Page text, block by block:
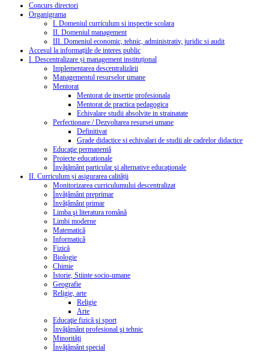
Concurs directori
Organigrama
I. Domeniul curriculum si inspectie scolara
II. Domeniul management
III. Domeniul economic, tehnic, administrativ, juridic si audit
Accesul la informațiile de interes public
I. Descentralizare și management instituțional
Implementarea descentralizării
Managementul resurselor umane
Mentorat
Mentorat de insertie profesionala
Mentorat de practica pedagogica
Echivalare studii absolvite in strainatate
Perfectionare / Dezvoltarea resursei umane
Definitivat
Grade didactice si echivalari de studii ale cadrelor didactice
Educaţie permanentă
Proiecte educationale
Învăţământ particular şi alternative educaţionale
II. Curriculum și asigurarea calității
Monitorizarea curriculumului descentralizat
Învățământ preprimar
Învățământ primar
Limba şi literatura română
Limbi moderne
Matematică
Informatică
Fizică
Biologie
Chimie
Istorie, Stiinte socio-umane
Geografie
Religie, arte
Religie
Arte
Educaţie fizică şi sport
Învăţământ profesional şi tehnic
Minorităţi
Învăţământ special